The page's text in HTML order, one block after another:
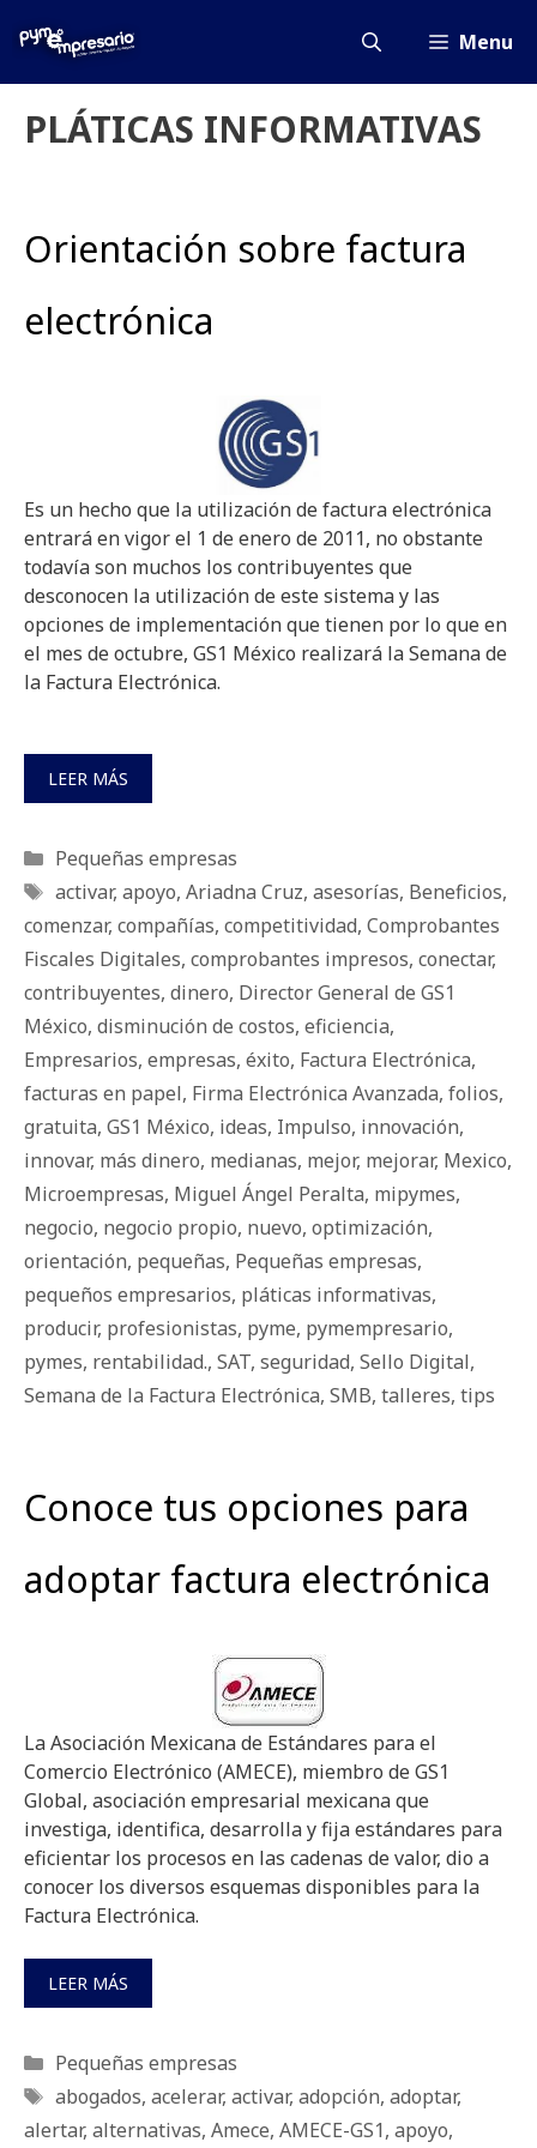
Menu
PLÁTICAS INFORMATIVAS
Orientación sobre factura
electrónica
Es un hecho que la utilización de factura electrónica
entrará en vigor el 1 de enero de 2011, no obstante
todavía son muchos los contribuyentes que
desconocen la utilización de este sistema y las
opciones de implementación que tienen por lo que en
el mes de octubre, GS1 México realizará la Semana de
la Factura Electrónica.
LEER MÁS
Categorías
Pequeñas empresas
Etiquetas
activar, apoyo, Ariadna Cruz, asesorí­as, Beneficios,
comenzar, compañías, competitividad, Comprobantes
Fiscales Digitales, comprobantes impresos, conectar,
contribuyentes, dinero, Director General de GS1
México, disminución de costos, eficiencia,
Empresarios, empresas, éxito, Factura Electrónica,
facturas en papel, Firma Electrónica Avanzada, folios,
gratuita, GS1 México, ideas, Impulso, innovación,
innovar, más dinero, medianas, mejor, mejorar, Mexico,
Microempresas, Miguel Ángel Peralta, mipymes,
negocio, negocio propio, nuevo, optimización,
orientación, pequeñas, Pequeñas empresas,
pequeños empresarios, pláticas informativas,
producir, profesionistas, pyme, pymempresario,
pymes, rentabilidad., SAT, seguridad, Sello Digital,
Semana de la Factura Electrónica, SMB, talleres, tips
Conoce tus opciones para
adoptar factura electrónica
La Asociación Mexicana de Estándares para el
Comercio Electrónico (AMECE), miembro de GS1
Global, asociación empresarial mexicana que
investiga, identifica, desarrolla y fija estándares para
eficientar los procesos en las cadenas de valor, dio a
conocer los diversos esquemas disponibles para la
Factura Electrónica.
LEER MÁS
Categorías
Pequeñas empresas
Etiquetas
abogados, acelerar, activar, adopción, adoptar,
alertar, alternativas, Amece, AMECE-GS1, apoyo,